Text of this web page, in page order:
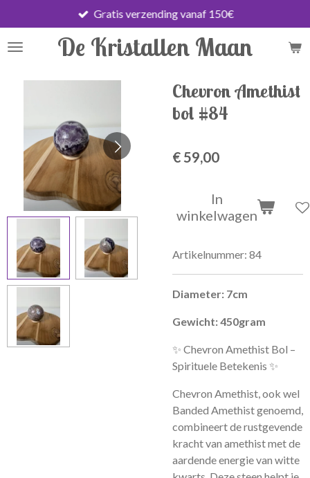
direct
naar
hoofdinhoud
De Kristallen Maan
Gratis verzending vanaf 150€
Chevron Amethist
bol #84
€ 59,00
In
winkelwagen
Artikelnummer: 84
Diameter: 7cm
Gewicht: 450gram
✨ Chevron Amethist Bol –
Spirituele Betekenis ✨
Chevron Amethist, ook wel
Banded Amethist genoemd,
combineert de rustgevende
kracht van amethist met de
aardende energie van witte